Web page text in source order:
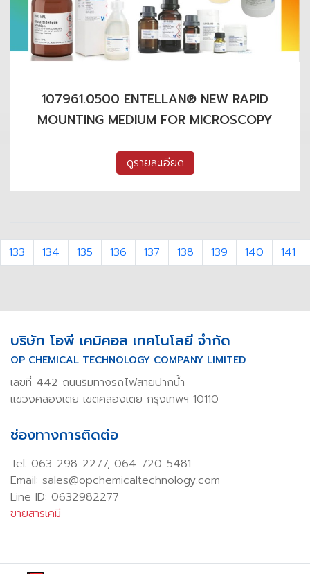
107961.0500 ENTELLAN® NEW RAPID
MOUNTING MEDIUM FOR MICROSCOPY
ดูรายละเอียด
133 134 135 136 137 138 139 140 141
บริษัท โอพี เคมิคอล เทคโนโลยี จำกัด
OP CHEMICAL TECHNOLOGY COMPANY LIMITED
เลขที่ 442 ถนนริมทางรถไฟสายปากน้ำ
แขวงคลองเตย เขตคลองเตย กรุงเทพฯ 10110
ช่องทางการติดต่อ
Tel: 063-298-2277, 064-720-5481
Email: sales@opchemicaltechnology.com
Line ID: 0632982277
ขายสารเคมี